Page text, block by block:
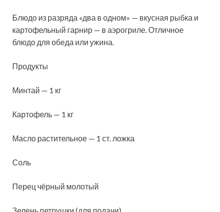
Блюдо из разряда «два в одном» — вкусная рыбка и
картофельный гарнир — в аэрогриле. Отличное
блюдо для обеда или ужина.
Продукты
Минтай — 1 кг
Картофель — 1 кг
Масло растительное — 1 ст. ложка
Соль
Перец чёрный молотый